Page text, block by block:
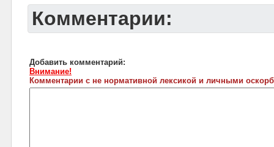
Комментарии:
Добавить комментарий:
Внимание!
Комментарии с не нормативной лексикой и личными